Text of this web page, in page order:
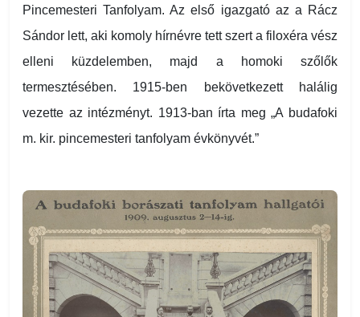
Pincemesteri Tanfolyam. Az első igazgató az a Rácz
Sándor lett, aki komoly hírnévre tett szert a filoxéra vész
elleni küzdelemben, majd a homoki szőlők
termesztésében. 1915-ben bekövetkezett halálig
vezette az intézményt. 1913-ban írta meg „A budafoki
m. kir. pincemesteri tanfolyam évkönyvét.”